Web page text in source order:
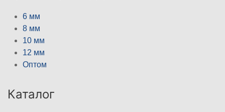
6 мм
8 мм
10 мм
12 мм
Оптом
Каталог